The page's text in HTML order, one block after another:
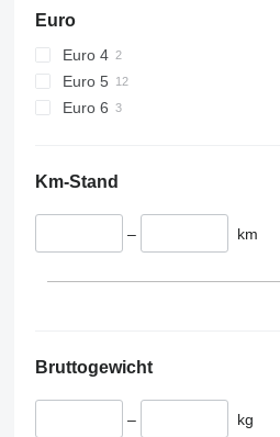
Euro
Euro 4
Euro 5
Euro 6
Km-Stand
– km
Bruttogewicht
– kg